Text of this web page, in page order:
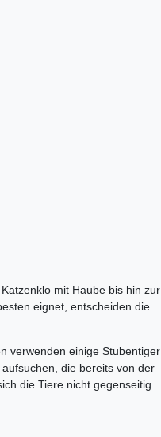
mit Haube bis hin zur
eignet, entscheiden die
verwenden einige Stubentiger
die bereits von der
die Tiere nicht gegenseitig